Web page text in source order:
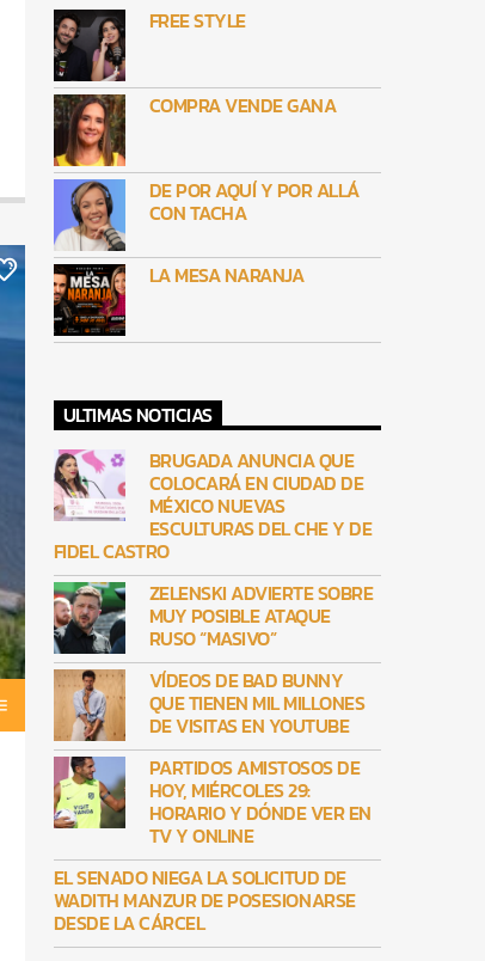
FREE STYLE
COMPRA VENDE GANA
DE POR AQUÍ Y POR ALLÁ
CON TACHA
LA MESA NARANJA
ULTIMAS NOTICIAS
BRUGADA ANUNCIA QUE
COLOCARÁ EN CIUDAD DE
MÉXICO NUEVAS
ESCULTURAS DEL CHE Y DE
FIDEL CASTRO
ZELENSKI ADVIERTE SOBRE
MUY POSIBLE ATAQUE
RUSO “MASIVO”
VÍDEOS DE BAD BUNNY
QUE TIENEN MIL MILLONES
DE VISITAS EN YOUTUBE
PARTIDOS AMISTOSOS DE
HOY, MIÉRCOLES 29:
HORARIO Y DÓNDE VER EN
TV Y ONLINE
EL SENADO NIEGA LA SOLICITUD DE
WADITH MANZUR DE POSESIONARSE
DESDE LA CÁRCEL